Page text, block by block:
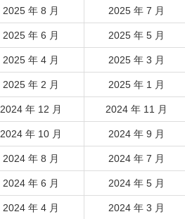
2025 年 8 月 2025 年 7 月
2025 年 6 月 2025 年 5 月
2025 年 4 月 2025 年 3 月
2025 年 2 月 2025 年 1 月
2024 年 12 月 2024 年 11 月
2024 年 10 月 2024 年 9 月
2024 年 8 月 2024 年 7 月
2024 年 6 月 2024 年 5 月
2024 年 4 月 2024 年 3 月